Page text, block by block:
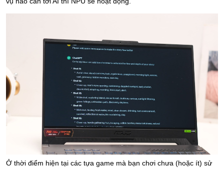
Ở thời điểm hiện tại các tựa game mà bạn chơi chưa (hoặc ít) sử